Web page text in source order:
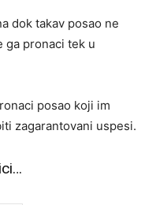
dok takav posao ne
ga pronaci tek u
posao koji im
zagarantovani uspesi.